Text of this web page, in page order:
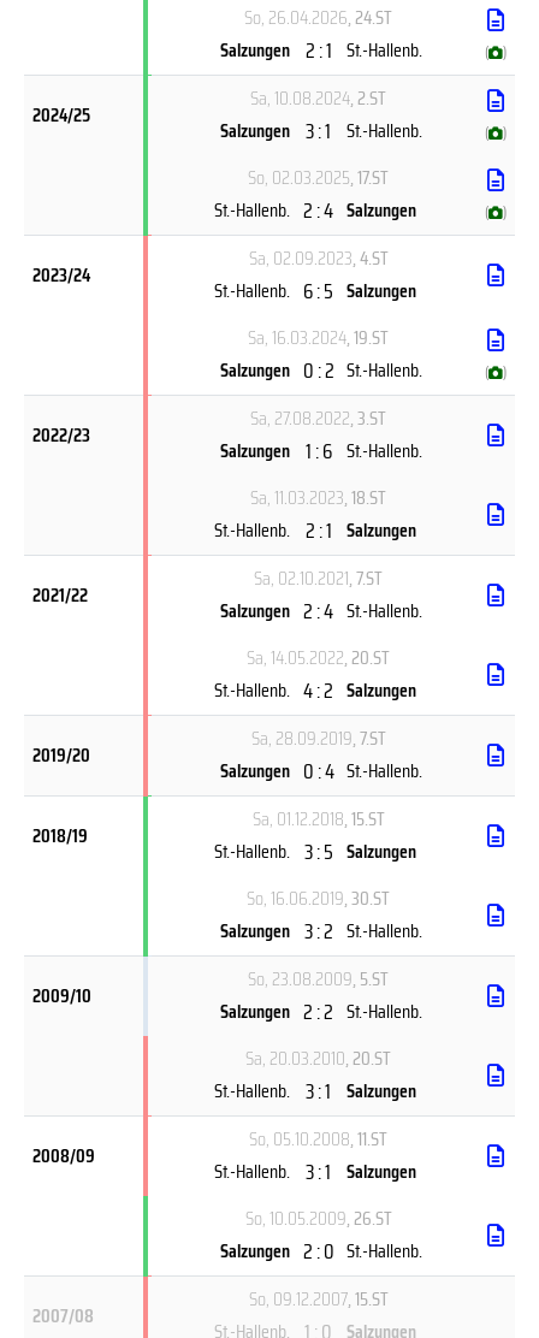
So, 26.04.2026, 24.ST
Salzungen 2 : 1 St.-Hallenb. ( )
2024/25
Sa, 10.08.2024, 2.ST
Salzungen 3 : 1 St.-Hallenb. ( )
So, 02.03.2025, 17.ST
St.-Hallenb. 2 : 4 Salzungen ( )
2023/24
Sa, 02.09.2023, 4.ST
St.-Hallenb. 6 : 5 Salzungen
Sa, 16.03.2024, 19.ST
Salzungen 0 : 2 St.-Hallenb. ( )
2022/23
Sa, 27.08.2022, 3.ST
Salzungen 1 : 6 St.-Hallenb.
Sa, 11.03.2023, 18.ST
St.-Hallenb. 2 : 1 Salzungen
2021/22
Sa, 02.10.2021, 7.ST
Salzungen 2 : 4 St.-Hallenb.
Sa, 14.05.2022, 20.ST
St.-Hallenb. 4 : 2 Salzungen
2019/20
Sa, 28.09.2019, 7.ST
Salzungen 0 : 4 St.-Hallenb.
2018/19
Sa, 01.12.2018, 15.ST
St.-Hallenb. 3 : 5 Salzungen
So, 16.06.2019, 30.ST
Salzungen 3 : 2 St.-Hallenb.
2009/10
So, 23.08.2009, 5.ST
Salzungen 2 : 2 St.-Hallenb.
Sa, 20.03.2010, 20.ST
St.-Hallenb. 3 : 1 Salzungen
2008/09
So, 05.10.2008, 11.ST
St.-Hallenb. 3 : 1 Salzungen
So, 10.05.2009, 26.ST
Salzungen 2 : 0 St.-Hallenb.
2007/08
So, 09.12.2007, 15.ST
St.-Hallenb.
Salzungen